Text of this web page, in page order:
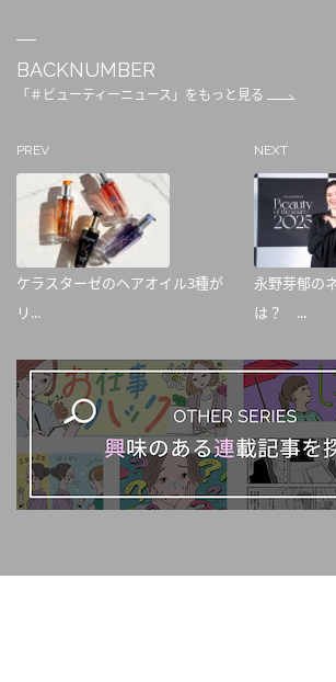
BACKNUMBER
「＃ビューティーニュース」をもっと見る
PREV
ケラスターゼのヘアオイル3種が
リ...
NEXT
永野芽郁の
は？ ...